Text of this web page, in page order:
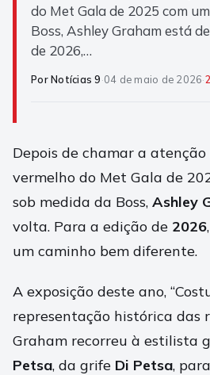
do Met Gala de 2025 com
Boss, Ashley Graham está
de 2026,…
Por Notícias 9·04 de maio de 2026·
Depois de chamar a
vermelho do Met Gala de
sob medida da Boss, Ashley
volta. Para a edição de 2026
um caminho bem diferente.
A exposição deste ano,
representação histórica das
Graham recorreu à estilista
Petsa, da grife Di Petsa,